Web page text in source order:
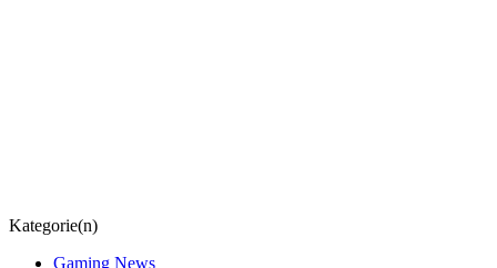
Kategorie(n)
Gaming News